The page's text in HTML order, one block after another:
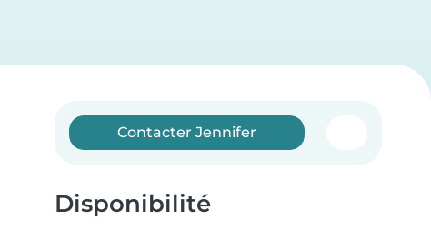
Contacter Jennifer
Disponibilité